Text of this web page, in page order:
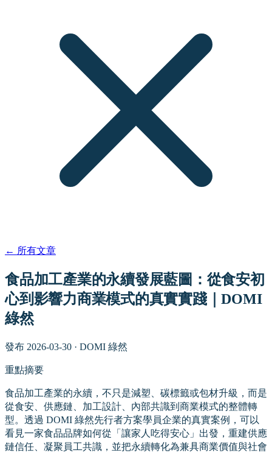
← 所有文章
食品加工產業的永續發展藍圖：從食安初
心到影響力商業模式的真實實踐｜DOMI
綠然
發布 2026-03-30 · DOMI 綠然
重點摘要
食品加工產業的永續，不只是減塑、碳標籤或包材升級，而是
從食安、供應鏈、加工設計、內部共識到商業模式的整體轉
型。透過 DOMI 綠然先行者方案學員企業的真實案例，可以
看見一家食品品牌如何從「讓家人吃得安心」出發，重建供應
鏈信任、凝聚員工共識，並把永續轉化為兼具商業價值與社會